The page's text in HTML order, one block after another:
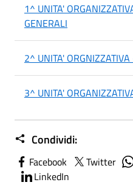
1^ UNITA'
GENERALI
2^ UNITA'
3^ UNITA'
Condividi:
Facebook Twitter
LinkedIn